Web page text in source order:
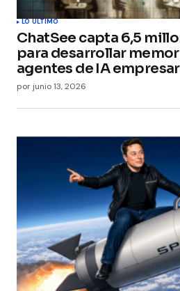
LO ÚLTIMO
ChatSee capta 6,5
para desarrollar
agentes de IA
por junio 13, 2026